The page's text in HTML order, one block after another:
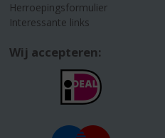
Herroepingsformulier
Interessante links
Wij accepteren: